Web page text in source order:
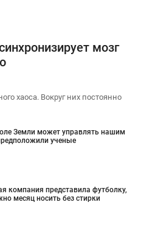
мозг
хаоса. Вокруг них постоянно
Земли может управлять нашим
ученые
компания представила футболку,
месяц носить без стирки